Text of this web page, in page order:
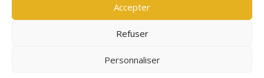
Accepter
Refuser
Personnaliser